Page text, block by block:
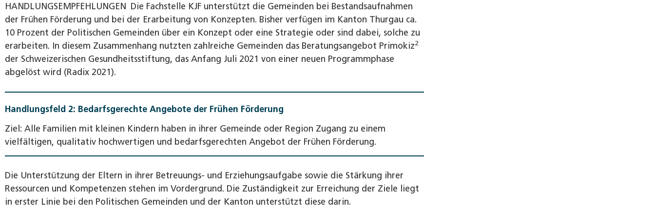
HANDLUNGSEMPFEHLUNGEN Die Fachstelle KJF unterstützt die Gemeinden bei Bestandsaufnahmen
der Frühen Förderung und bei der Erarbeitung von Konzepten. Bisher verfügen im Kanton Thurgau ca.
10 Prozent der Politischen Gemeinden über ein Konzept oder eine Strategie oder sind dabei, solche zu
erarbeiten. In diesem Zusammenhang nutzten zahlreiche Gemeinden das Beratungsangebot Primokiz2
der Schweizerischen Gesundheitsstiftung, das Anfang Juli 2021 von einer neuen Programmphase
abgelöst wird (Radix 2021).
Handlungsfeld 2: Bedarfsgerechte Angebote der Frühen Förderung
Ziel: Alle Familien mit kleinen Kindern haben in ihrer Gemeinde oder Region ­Zugang zu einem
vielfältigen, qualitativ hochwertigen und bedarfsgerechten Angebot der Frühen Förderung.
Die Unterstützung der Eltern in ihrer Betreuungs- und Erziehungsaufgabe sowie die Stärkung ihrer
Ressourcen und Kompetenzen stehen im Vordergrund. Die Zuständigkeit zur Erreichung der Ziele liegt
in erster Linie bei den Politischen Gemeinden und der Kanton unterstützt diese darin.